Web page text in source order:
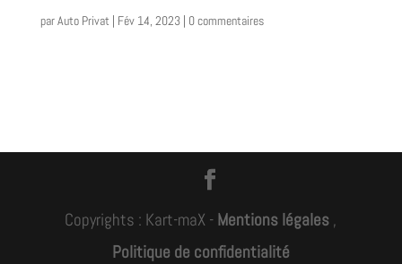
parAuto Privat | Fév 14, 2023| 0 commentaires
Copyrights : Kart-maX - Mentions légales ,
Politique de confidentialité